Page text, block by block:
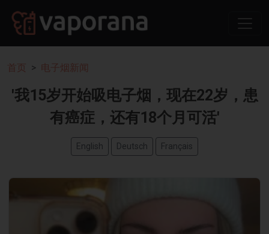
首页 电子烟新闻
'我15岁开始吸电子烟，现在22岁，患
有癌症，还有18个月可活'
English Deutsch Français